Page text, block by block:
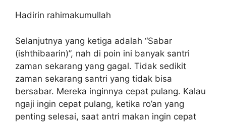
Hadirin rahimakumullah
Selanjutnya yang ketiga adalah “Sabar
(ishthibaarin)”, nah di poin ini banyak santri
zaman sekarang yang gagal. Tidak sedikit
zaman sekarang santri yang tidak bisa
bersabar. Mereka inginnya cepat pulang. Kalau
ngaji ingin cepat pulang, ketika ro’an yang
penting selesai, saat antri makan ingin cepat